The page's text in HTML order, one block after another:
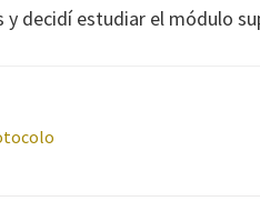
y decidí estudiar el módulo